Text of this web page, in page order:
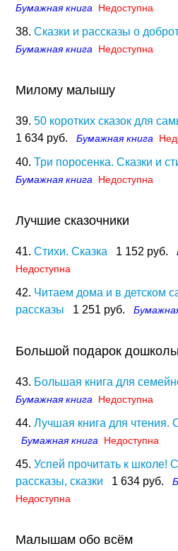
Бумажная книга Недоступна
38. Сказки и рассказы о
Бумажная книга Недоступна
Милому малышу
39. 50 коротких сказок для
1 634 руб.
Бумажная книга
40. Три поросенка. Сказки и
Бумажная книга Недоступна
Лучшие сказочники
41. Стихи. Сказка 1 152 руб.
Недоступна
42. Читаем дома и в детском
рассказы
1 251 руб.
Большой подарок
43. Большая книга для
Бумажная книга Недоступна
44. Лучшая книга для чтения.
Бумажная книга Недоступна
45. Успей прочитать к школе!
рассказы, сказки
1 634 руб.
Недоступна
Малышам обо всём